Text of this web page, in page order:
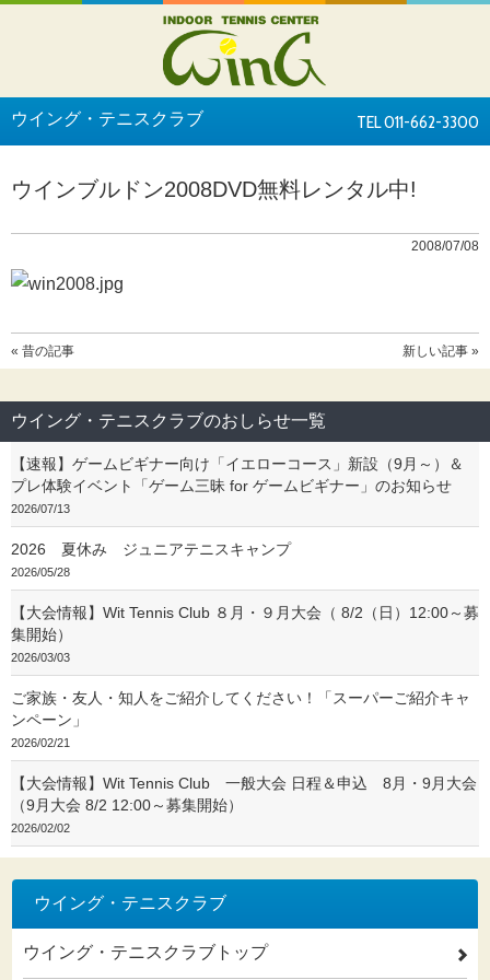
ウイング・テニスクラブ TEL 011-662-3300
ウインブルドン2008DVD無料レンタル中!
2008/07/08
« 昔の記事 新しい記事 »
ウイング・テニスクラブのおしらせ一覧
【速報】ゲームビギナー向け「イエローコース」新設（9月～）＆
プレ体験イベント「ゲーム三昧 for ゲームビギナー」のお知らせ
2026/07/13
2026 夏休み ジュニアテニスキャンプ
2026/05/28
【大会情報】Wit Tennis Club ８月・９月大会（ 8/2（日）12:00～募
集開始）
2026/03/03
ご家族・友人・知人をご紹介してください！「スーパーご紹介キャ
ンペーン」
2026/02/21
【大会情報】Wit Tennis Club 一般大会 日程＆申込 8月・9月大会
（9月大会 8/2 12:00～募集開始）
2026/02/02
ウイング・テニスクラブ
ウイング・テニスクラブトップ 2